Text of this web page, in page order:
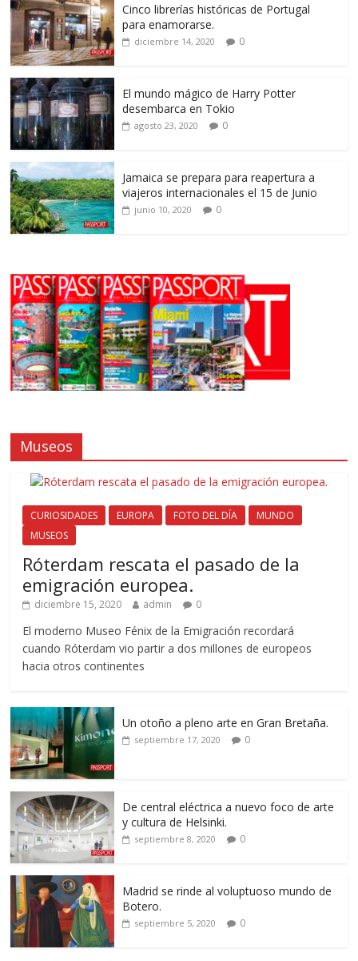
Cinco librerías históricas de Portugal
para enamorarse.
diciembre 14, 2020 0
El mundo mágico de Harry Potter
desembarca en Tokio
agosto 23, 2020 0
Jamaica se prepara para reapertura a
viajeros internacionales el 15 de Junio
junio 10, 2020 0
Museos
CURIOSIDADES EUROPA FOTO DEL DÍA
MUNDO
MUSEOS
Róterdam rescata el pasado de la
emigración europea.
diciembre 15, 2020 admin 0
El moderno Museo Fénix de la Emigración recordará
cuando Róterdam vio partir a dos millones de europeos
hacia otros continentes
Un otoño a pleno arte en Gran Bretaña.
septiembre 17, 2020 0
De central eléctrica a nuevo foco de arte
y cultura de Helsinki.
septiembre 8, 2020 0
Madrid se rinde al voluptuoso mundo de
Botero.
septiembre 5, 2020 0